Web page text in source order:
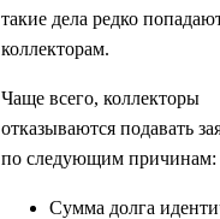
такие дела редко
коллекторам.
Чаще всего, коллекторы
отказываются подавать
по следующим причинам:
Сумма долга